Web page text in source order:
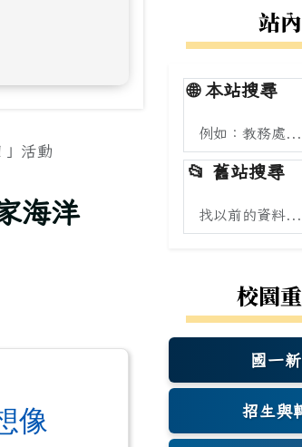
活動
海洋
像
站
🌐本站搜尋
搜尋本站內容
📂 舊站搜尋
搜尋舊站內容
校園
國一
招生與